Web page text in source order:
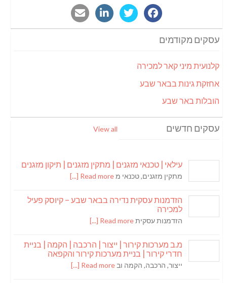
עסקים מקודמים
קלנועית מיני קאר למכירה
אחזקת גינות בבאר שבע
הובלות באר שבע
עסקים חדשים View all
עילאי | טכנאי מזגנים | מתקין מזגנים | תיקון מזגנים
מתקין מזגנים, טכנאי מRead more [...]
הזדמנות עסקית נדירה בבאר שבע – קיוסק פעיל
למכירה
הזדמנות עסקיתRead more [...]
מ.ב מערכות קירור | ייצור | הרכבה | הקמה | בניית
חדרי קירור | בניית מערכות קירור והקפאה
ייצור, הרכבה, הקמה וב Read more [...]